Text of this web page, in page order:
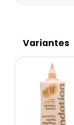
Variantes